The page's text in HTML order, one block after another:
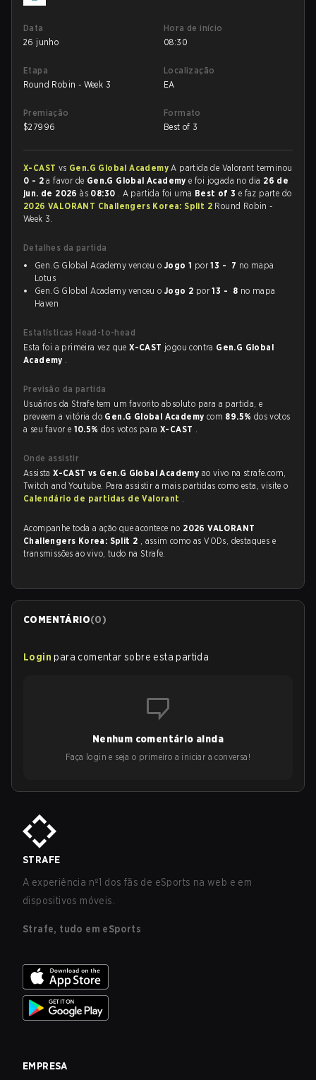
Data
26 junho
Hora de início
08:30
Etapa
Round Robin - Week 3
Localização
EA
Premiação
$27996
Formato
Best of 3
X-CAST vs Gen.G Global AcademyA partida de Valorant terminou
0 - 2 a favor de Gen.G Global Academye foi jogada no dia 26 de
jun. de 2026às 08:30 . A partida foi uma Best of 3 e faz parte do
2026 VALORANT Challengers Korea: Split 2 Round Robin -
Week 3.
Detalhes da partida
Gen.G Global Academy venceu o Jogo 1 por13 - 7 no mapa
Lotus
Gen.G Global Academy venceu o Jogo 2 por13 - 8 no mapa
Haven
Estatísticas Head-to-head
Esta foi a primeira vez queX-CAST jogou contra Gen.G Global
Academy .
Previsão da partida
Usuários da Strafe tem um favorito absoluto para a partida, e
preveem a vitória do Gen.G Global Academy com 89.5% dos votos
a seu favor e 10.5%dos votos paraX-CAST .
Onde assistir
AssistaX-CAST vs Gen.G Global Academy ao vivo na strafe.com,
Twitch and Youtube. Para assistir a mais partidas como esta, visite o
Calendário de partidas de Valorant .
Acompanhe toda a ação que acontece no 2026 VALORANT
Challengers Korea: Split 2 , assim como as VODs, destaques e
transmissões ao vivo, tudo na Strafe.
COMENTÁRIO(0)
Login para comentar sobre esta partida
Nenhum comentário ainda
Faça login e seja o primeiro a iniciar a conversa!
STRAFE
A experiência nº1 dos fãs de eSports na web e em
dispositivos móveis.
Strafe, tudo em eSports
EMPRESA